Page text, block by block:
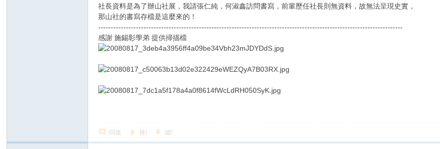
社長資料是為了辦山社展，我請張仁純，何淑鑫訪問書寫，前輩歷任社長則無資料，故無法呈現史實，
那山社的書寫存檔是這麼來的！
-------------------------------------------------------------------------------------------------------------------------
感謝 施錫彰學弟 提供掃描檔
回復 推! 噓!